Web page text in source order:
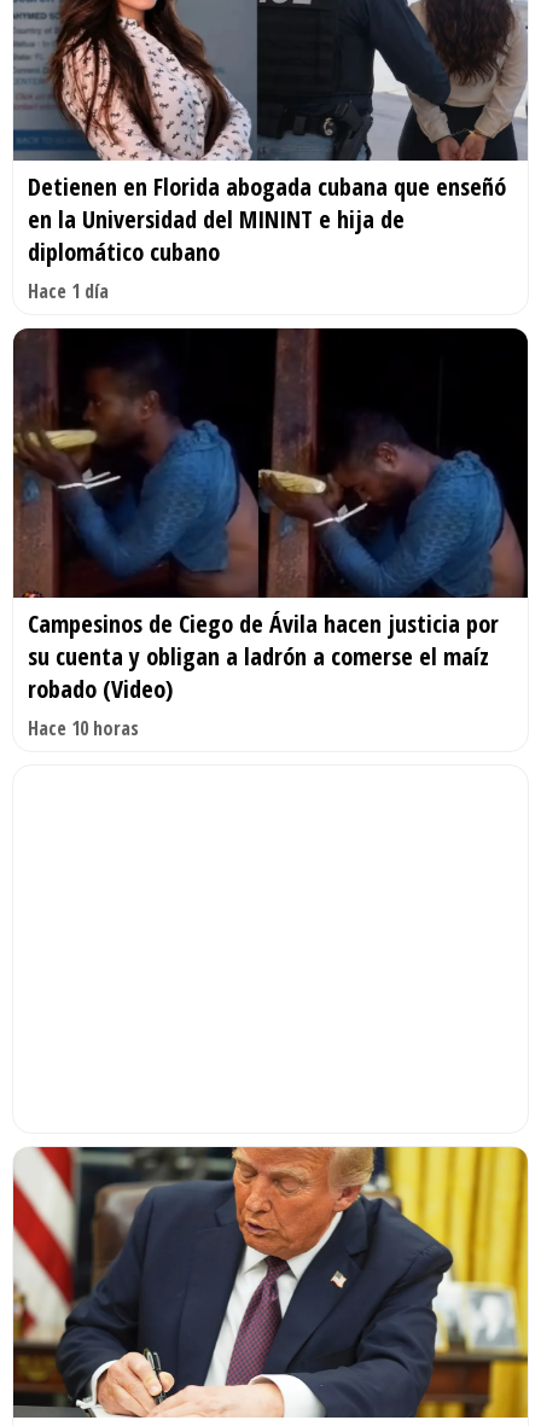
Detienen en Florida abogada cubana que enseñó
en la Universidad del MININT e hija de
diplomático cubano
Hace 1 día
Campesinos de Ciego de Ávila hacen justicia por
su cuenta y obligan a ladrón a comerse el maíz
robado (Video)
Hace 10 horas